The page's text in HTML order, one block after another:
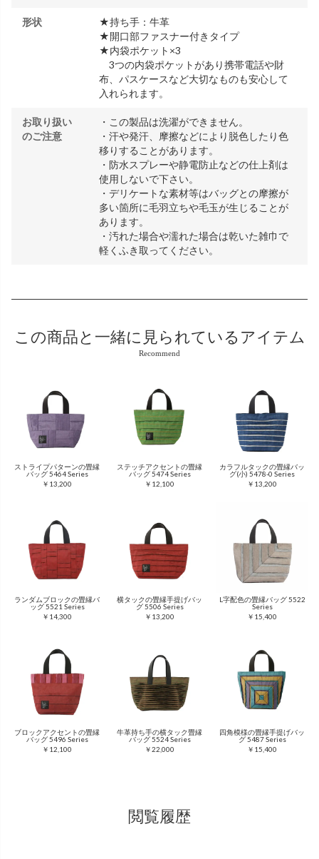
形状
★持ち手：牛革
★開口部ファスナー付きタイプ
★内袋ポケット×3
3つの内袋ポケットがあり携帯電話や財
布、パスケースなど大切なものも安心して
入れられます。
お取り扱い
のご注意
・この製品は洗濯ができません。
・汗や発汗、摩擦などにより脱色したり色
移りすることがあります。
・防水スプレーや静電防止などの仕上剤は
使用しないで下さい。
・デリケートな素材等はバッグとの摩擦が
多い箇所に毛羽立ちや毛玉が生じることが
あります。
・汚れた場合や濡れた場合は乾いた雑巾で
軽くふき取ってください。
この商品と 一緒に見られているアイテム
Recommend
ストライプパターンの畳縁
バッグ 5464 Series
￥13,200
ステッチアクセントの畳縁
バッグ 5474 Series
￥12,100
カラフルタックの畳縁バッ
グ(小) 5478-0 Series
￥13,200
ランダムブロックの畳縁バ
ッグ 5521 Series
￥14,300
横タックの畳縁手提げバッ
グ 5506 Series
￥13,200
L字配色の畳縁バッグ 5522
Series
￥15,400
ブロックアクセントの畳縁
バッグ 5496 Series
￥12,100
牛革持ち手の横タック畳縁
バッグ 5524 Series
￥22,000
四角模様の畳縁手提げバッ
グ 5487 Series
￥15,400
閲覧履歴